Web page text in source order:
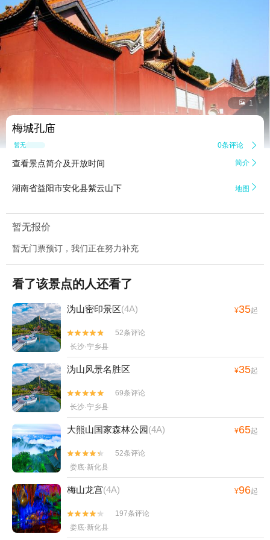
 1
梅城孔庙
暂无点评 0条评论 
查看景点简介及开放时间 简介 
湖南省益阳市安化县紫云山下 地图 
暂无报价
暂无门票预订，我们正在努力补充
看了该景点的人还看了
沩山密印景区(4A) ¥35起


52条评论
长沙·宁乡县
沩山风景名胜区 ¥35起


69条评论
长沙·宁乡县
大熊山国家森林公园(4A) ¥65起


52条评论
娄底·新化县
梅山龙宫(4A) ¥96起


197条评论
娄底·新化县
